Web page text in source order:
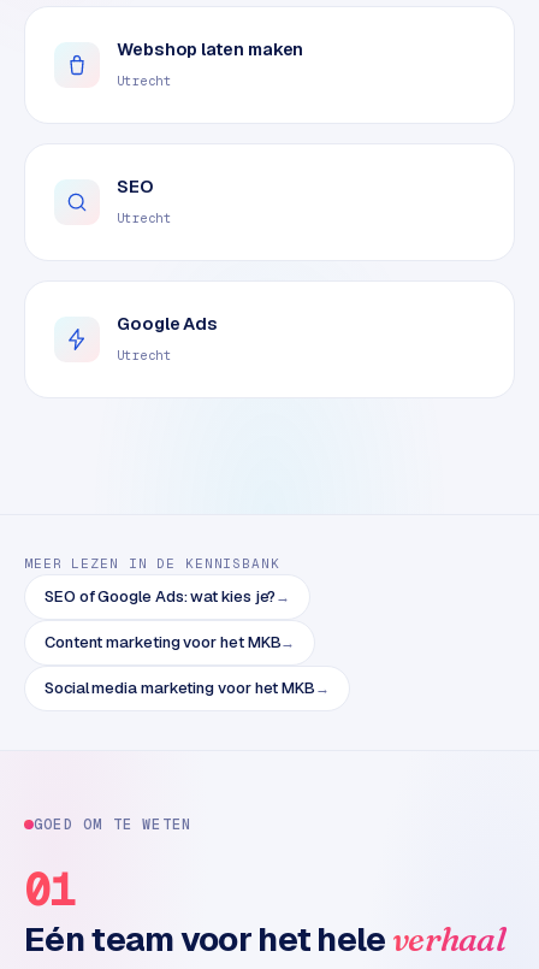
m
r
e
c
t
s
e
n
i
l
W
o
o
n
Webshop laten maken
Utrecht
SEO
Utrecht
Google Ads
Utrecht
MEER LEZEN IN DE KENNISBANK
SEO of Google Ads: wat kies je?→
Content marketing voor het MKB→
Social media marketing voor het MKB→
GOED OM TE WETEN
01
Eén team voor het hele verhaal